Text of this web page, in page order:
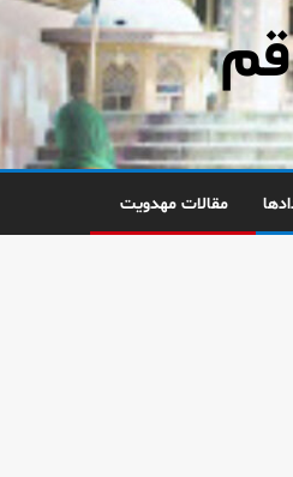
مقالات مهدویت